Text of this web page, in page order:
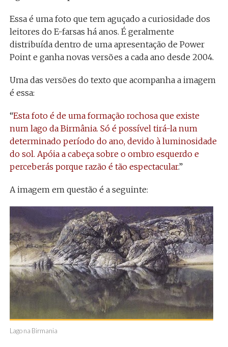
Essa é uma foto que tem aguçado a curiosidade dos
leitores do E-farsas há anos. É geralmente
distribuída dentro de uma apresentação de Power
Point e ganha novas versões a cada ano desde 2004.
Uma das versões do texto que acompanha a imagem
é essa:
“Esta foto é de uma formação rochosa que existe
num lago da Birmânia. Só é possível tirá-la num
determinado período do ano, devido à luminosidade
do sol. Apóia a cabeça sobre o ombro esquerdo e
perceberás porque razão é tão espectacular.”
A imagem em questão é a seguinte:
Lago na Birmania